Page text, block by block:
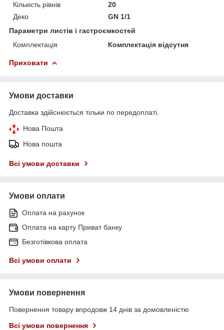
Кількість рівнів
20
Деко
GN 1/1
Параметри листів і гастроємкостей
Комплектація
Комплектація відсутня
Приховати
Умови доставки
Доставка здійснюється тільки по передоплаті.
Нова Пошта
Нова пошта
Всі умови доставки
Умови оплати
Оплата на рахунок
Оплата на карту Приват банку
Безготівкова оплата
Всі умови оплати
Умови повернення
Повернення товару впродовж 14 днів за домовленістю
Всі умови повернення